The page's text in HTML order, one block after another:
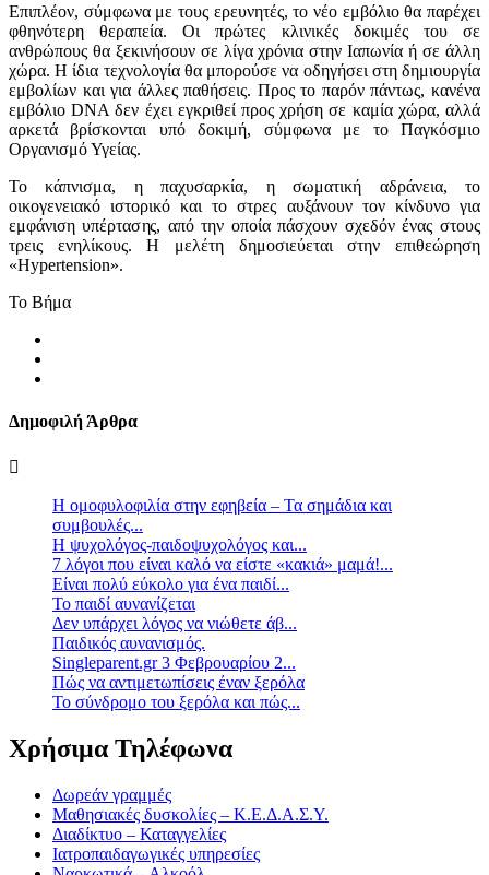
Επιπλέον, σύμφωνα με τους ερευνητές, το νέο εμβόλιο θα παρέχει
φθηνότερη θεραπεία. Οι πρώτες κλινικές δοκιμές του σε
ανθρώπους θα ξεκινήσουν σε λίγα χρόνια στην Ιαπωνία ή σε άλλη
χώρα. Η ίδια τεχνολογία θα μπορούσε να οδηγήσει στη δημιουργία
εμβολίων και για άλλες παθήσεις. Προς το παρόν πάντως, κανένα
εμβόλιο DNA δεν έχει εγκριθεί προς χρήση σε καμία χώρα, αλλά
αρκετά βρίσκονται υπό δοκιμή, σύμφωνα με το Παγκόσμιο
Οργανισμό Υγείας.
Το κάπνισμα, η παχυσαρκία, η σωματική αδράνεια, το
οικογενειακό ιστορικό και το στρες αυξάνουν τον κίνδυνο για
εμφάνιση υπέρτασης, από την οποία πάσχουν σχεδόν ένας στους
τρεις ενηλίκους. Η μελέτη δημοσιεύεται στην επιθεώρηση
«Hypertension».
To Βήμα
Δημοφιλή Άρθρα
Η ομοφυλοφιλία στην εφηβεία – Τα σημάδια και
συμβουλές...
Η ψυχολόγος-παιδοψυχολόγος και...
7 λόγοι που είναι καλό να είστε «κακιά» μαμά!...
Είναι πολύ εύκολο για ένα παιδί...
Το παιδί αυνανίζεται
Δεν υπάρχει λόγος να νιώθετε άβ...
Παιδικός αυνανισμός.
Singleparent.gr 3 Φεβρουαρίου 2...
Πώς να αντιμετωπίσεις έναν ξερόλα
Το σύνδρομο του ξερόλα και πώς...
Χρήσιμα Τηλέφωνα
Δωρεάν γραμμές
Μαθησιακές δυσκολίες – Κ.Ε.Δ.Α.Σ.Υ.
Διαδίκτυο – Καταγγελίες
Ιατροπαιδαγωγικές υπηρεσίες